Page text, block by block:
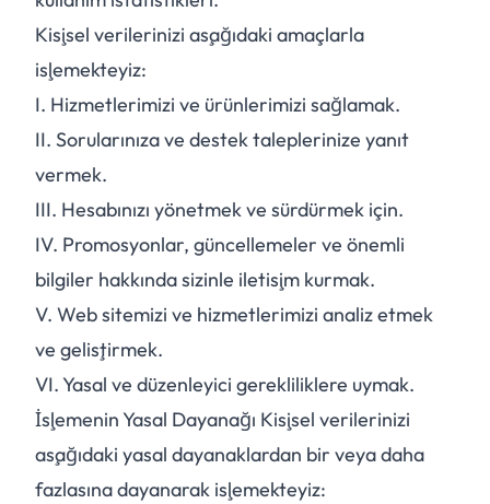
Kişisel verilerinizi aşağıdaki amaçlarla
işlemekteyiz:
I. Hizmetlerimizi ve ürünlerimizi sağlamak.
II. Sorularınıza ve destek taleplerinize yanıt
vermek.
III. Hesabınızı yönetmek ve sürdürmek için.
IV. Promosyonlar, güncellemeler ve önemli
bilgiler hakkında sizinle iletişim kurmak.
V. Web sitemizi ve hizmetlerimizi analiz etmek
ve geliştirmek.
VI.Yasal ve düzenleyici gerekliliklere uymak.
İşlemenin Yasal Dayanağı Kişisel verilerinizi
aşağıdaki yasal dayanaklardan bir veya daha
fazlasına dayanarak işlemekteyiz: